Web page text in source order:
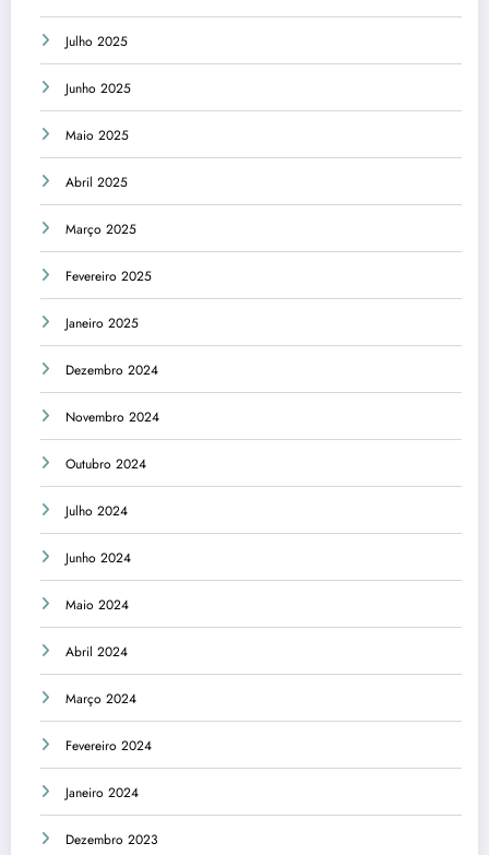
Julho 2025
Junho 2025
Maio 2025
Abril 2025
Março 2025
Fevereiro 2025
Janeiro 2025
Dezembro 2024
Novembro 2024
Outubro 2024
Julho 2024
Junho 2024
Maio 2024
Abril 2024
Março 2024
Fevereiro 2024
Janeiro 2024
Dezembro 2023